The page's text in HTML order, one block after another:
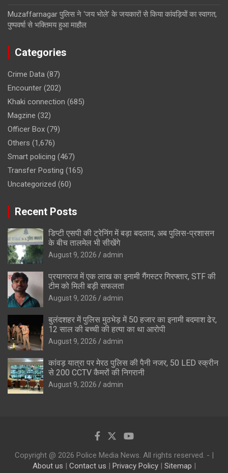
Muzaffarnagar पुलिस ने ‘जय भोले’ के जयकारों से किया कांवड़ियों का स्वागत,
पुष्पवर्षा से भक्तिमय हुआ माहौल
Categories
Crime Data (87)
Encounter (202)
Khaki connection (685)
Magzine (32)
Officer Box (79)
Others (1,676)
Smart policing (467)
Transfer Posting (165)
Uncategorized (60)
Recent Posts
डिप्टी एसपी की ट्रेनिंग में बड़ा बदलाव, अब पुलिस-प्रशासन
के बीच तालमेल भी सीखेंगे
August 9, 2026 admin
प्रयागराज में एक लाख का इनामी गैंगस्टर गिरफ्तार, STF की
टीम को मिली बड़ी सफलता
August 9, 2026 admin
बुलंदशहर में पुलिस मुठभेड़ में 50 हजार का इनामी बदमाश ढेर,
12 साल की बच्ची की हत्या का था आरोपी
August 9, 2026 admin
कांवड़ यात्रा पर मेरठ पुलिस की पैनी नजर, 50 LED स्क्रीन
से 200 CCTV कैमरों की निगरानी
August 9, 2026 admin
Copyright @ 2026 Police Media News. All rights reserved. - |
About us | Contact us | Privacy Policy| Sitemap |